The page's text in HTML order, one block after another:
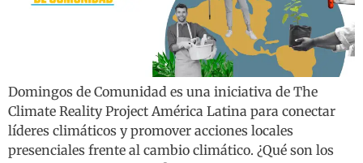
Domingos de Comunidad es una iniciativa de The
Climate Reality Project América Latina para conectar
líderes climáticos y promover acciones locales
presenciales frente al cambio climático. ¿Qué son los